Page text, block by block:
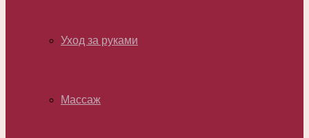
Уход за руками
Массаж